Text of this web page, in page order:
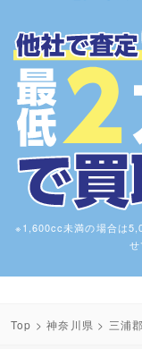
※1,600cc未満の場合は
Top >神奈川県 > 三浦